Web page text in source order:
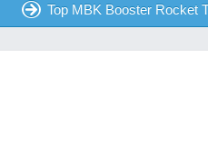
Top MBK Booster Rocket